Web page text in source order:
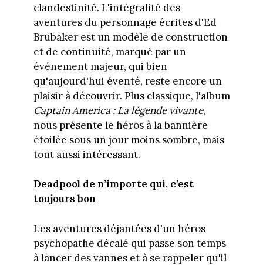
clandestinité. L'intégralité des
aventures du personnage écrites d'Ed
Brubaker est un modèle de construction
et de continuité, marqué par un
événement majeur, qui bien
qu'aujourd'hui éventé, reste encore un
plaisir à découvrir. Plus classique, l'album
Captain America : La légende vivante,
nous présente le héros à la bannière
étoilée sous un jour moins sombre, mais
tout aussi intéressant.
Deadpool de n’importe qui, c’est
toujours bon
Les aventures déjantées d'un héros
psychopathe décalé qui passe son temps
à lancer des vannes et à se rappeler qu'il